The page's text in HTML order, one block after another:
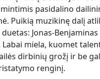
pasidalino
Puikią muzikinę dalį
Jonas-
miela, kuomet
dirbinių grožį ir be
renginį.